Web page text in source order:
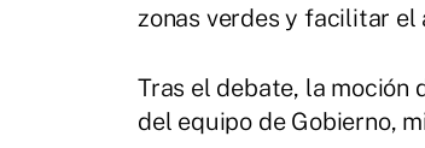
zonas verdes y facilitar
Tras el debate, la moción
del equipo de Gobierno,